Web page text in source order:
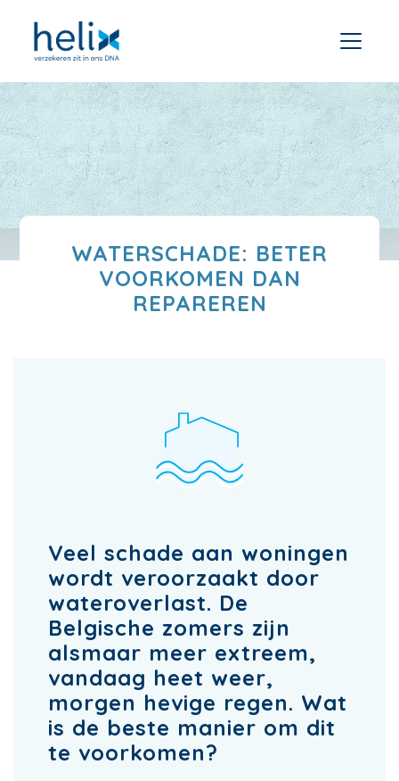
WATERSCHADE: BETER
VOORKOMEN DAN
REPAREREN
Veel schade aan woningen
wordt veroorzaakt door
wateroverlast. De
Belgische zomers zijn
alsmaar meer extreem,
vandaag heet weer,
morgen hevige regen. Wat
is de beste manier om dit
te voorkomen?